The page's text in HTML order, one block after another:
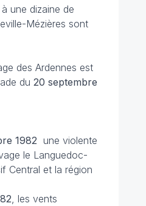
une dizaine de
Mézières sont
des Ardennes est
du 20 septembre
1982 une violente
le Languedoc-
Central et la région
, les vents